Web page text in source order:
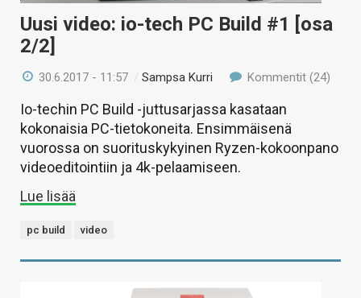
Uusi video: io-tech PC Build #1 [osa
2/2]
30.6.2017 - 11:57 /Sampsa Kurri Kommentit (24)
Io-techin PC Build -juttusarjassa kasataan
kokonaisia PC-tietokoneita. Ensimmäisenä
vuorossa on suorituskykyinen Ryzen-kokoonpano
videoeditointiin ja 4k-pelaamiseen.
Lue lisää
pc build video